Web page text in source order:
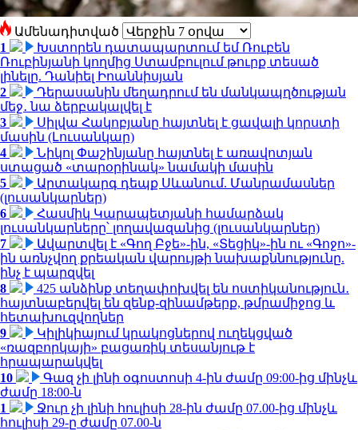
Ամենադիտված
1
Խստորեն դատապարտում եմ Ռուբեն
Ռուբինյանի կողմից Ստամբուլում թուրք տեսած
լինելը. Դանիել Իոաննիսյան
2
Դերասանին մեղադրում են մանկապղծության
մեջ․ նա ձերբակալվել է
3
Սիլվա Հակոբյանը հայտնել է ցավալի կորստի
մասին (Լուսանկար)
4
Նիկոլ Փաշինյանը հայտնել է առավոտյան
ստացած «տարօրինակ» նամակի մասին
5
Արտակարգ դեպք Սևանում. Մանրամասներ
(լուսանկարներ)
6
Հասմիկ Կարապետյանի համարձակ
լուսանկարները՝ լողավազանից (լուսանկարներ)
7
Ավարտվել է «Գող Բջե»-ին, «Տեցիկ»-ին ու «Գոջո»-
ին առնչվող քրեական վարույթի նախաքննությունը.
ինչ է պարզվել
8
425 անձինք տեղափոխվել են ոստիկանություն․
հայտնաբերվել են զենք-զինամթերք, թմրամիջոց և
հետախուզվողներ
9
Կիլիկիայում կրակոցներով ուղեկցված
«ռազբորկայի» բացառիկ տեսանյութ է
հրապարակվել
10
Գազ չի լինի օգոստոսի 4-ին ժամը 09:00-ից մինչև
ժամը 18:00-ն
1
Ջուր չի լինի հուլիսի 28-ին ժամը 07.00-ից մինչև
հուլիսի 29-ը ժամը 07.00-ն